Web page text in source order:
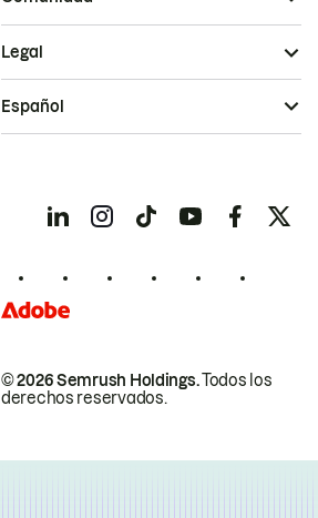
© 2026 Semrush Holdings.Todos los
derechos reservados.
Legal
Español